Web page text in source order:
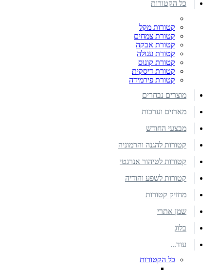
כל הקטורות
קטורות מקל
קטורת צמחים
קטורת אבקה
קטורת עגולה
קטורת קונוס
קטורת דיסקית
קטורת פירמידה
מוצרים נבחרים
מארזים וערכות
מבצעי החודש
קטורות להגנה והרמוניה
קטורות לטיהור אנרגטי
קטורות לשפע והודיה
מחזיק קטורות
שמן אתרי
בלוג
עוד...
כל הקטורות